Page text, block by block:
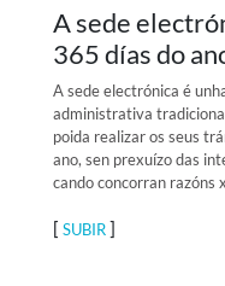
A sede
365 días do
A sede electrónica é
administrativa
poida realizar os seus
ano, sen prexuízo das
cando concorran razóns
[ SUBIR]